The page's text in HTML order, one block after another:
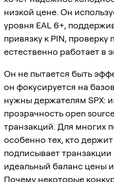
низкой цене. Он
уровня EAL 6+,
привязку к PIN, проверку
естественно работает в
Он не пытается быть
он фокусируется на
нужны держателям SPX:
прозрачность open
транзакций. Для многих
особенно тех, кто держит
подписывает транзакции
идеальный баланс цены
Почему некоторые